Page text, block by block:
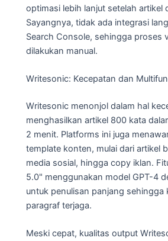
optimasi lebih lanjut setelah artikel
Sayangnya, tidak ada integrasi
Search Console, sehingga proses
dilakukan manual.
Writesonic: Kecepatan dan
Writesonic menonjol dalam hal
menghasilkan artikel 800 kata
2 menit. Platforms ini juga
template konten, mulai dari artikel
media sosial, hingga copy iklan.
5.0" menggunakan model GPT-4
untuk penulisan panjang sehingga
paragraf terjaga.
Meski cepat, kualitas output